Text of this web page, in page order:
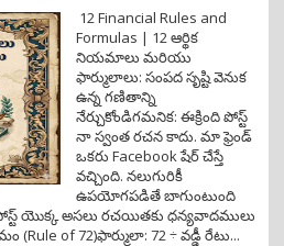
12 Financial Rules and
Formulas | 12 ఆర్థిక
నియమాలు మరియు
ఫార్ములాలు: సంపద సృష్టి వెనుక
ఉన్న గణితాన్ని
నేర్చుకోండిగమనిక: ఈక్రింది పోస్ట్
నా స్వంత రచన కాదు. మా ఫ్రెండ్
ఒకరు Facebook షేర్ చేస్తే
వచ్చింది. నలుగురికీ
ఉపయోగపడితే బాగుంటుంది
యొక్క అసలు రచయితకు ధన్యవాదములు
(Rule of 72)ఫార్ములా: 72 ÷ వడ్డీ రేటు...